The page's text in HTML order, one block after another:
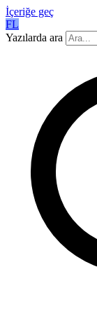
İçeriğe geç
FL
Yazılarda ara